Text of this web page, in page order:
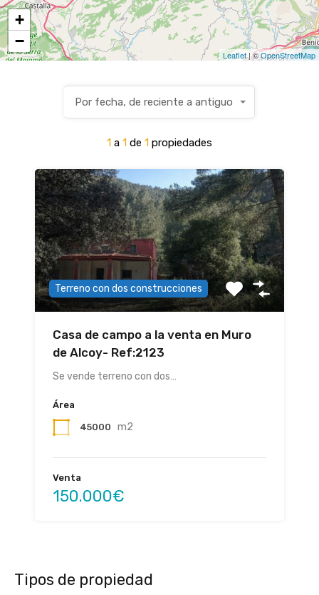
+
−
Leaflet| ©OpenStreetMap
1 a 1 de 1 propiedades
Por fecha, de reciente a antiguo
Terreno con dos construcciones
Casa de campo a la venta en Muro
de Alcoy- Ref:2123
Se vende terreno con dos…
Área
45000 m2
Venta
150.000€
Tipos de propiedad